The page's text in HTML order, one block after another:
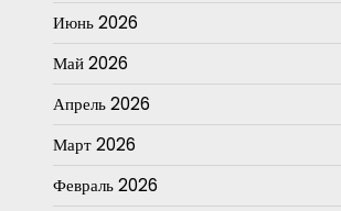
Июнь 2026
Май 2026
Апрель 2026
Март 2026
Февраль 2026